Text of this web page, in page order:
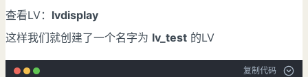
查看LV： lvdisplay
这样我们就创建了一个名字为 lv_test 的LV
复制代码